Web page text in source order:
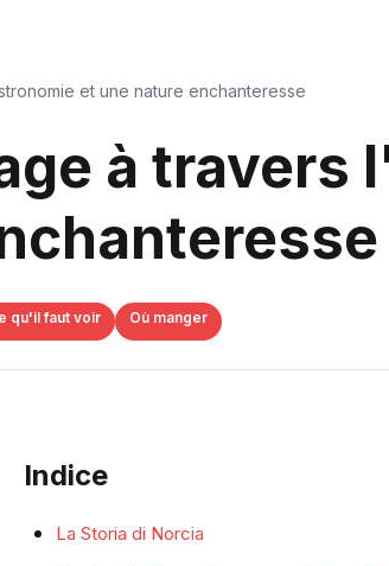
et une nature enchanteresse
à
qu'il faut voir Où manger
Indice
La Storia di Norcia